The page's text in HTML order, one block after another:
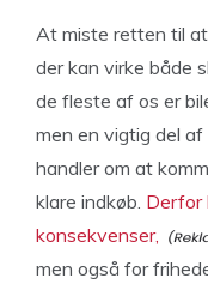
At miste retten til
der kan virke både
de fleste af os er
men en vigtig del
handler om at
klare indkøb. Derfor
konsekvenser,
men også for